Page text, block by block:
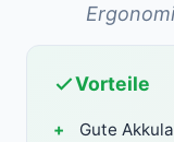
Vorteile
Gute